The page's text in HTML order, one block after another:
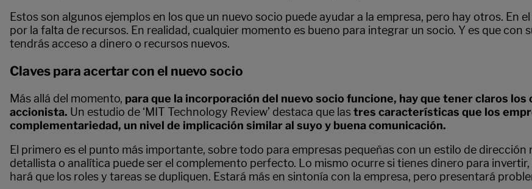
Estos son algunos ejemplos en los que un nuevo socio puede ayudar a la empresa, pero hay otros. En
por la falta de recursos. En realidad, cualquier momento es bueno para integrar un socio. Y es que con
tendrás acceso a dinero o recursos nuevos.
Claves para acertar con el nuevo socio
Más allá del momento, para que la incorporación del nuevo socio funcione, hay que tener claros
accionista. Un estudio de ‘MIT Technology Review’ destaca que lastres características que los
complementariedad, un nivel de implicación similar al suyo y buena comunicación.
El primero es el punto más importante, sobre todo para empresas pequeñas con un estilo de
detallista o analítica puede ser el complemento perfecto. Lo mismo ocurre si tienes dinero para
hará que los roles y tareas se dupliquen. Estará más en sintonía con la empresa, pero presentará